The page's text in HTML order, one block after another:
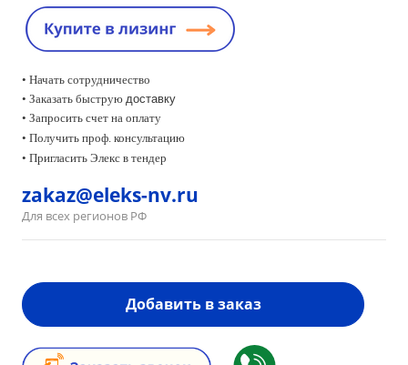
• Начать сотрудничество
• Заказать быструю доставку
• Запросить счет на оплату
• Получить проф. консультацию
• Пригласить Элекс в тендер
zakaz@eleks-nv.ru
Для всех регионов РФ
Добавить в заказ